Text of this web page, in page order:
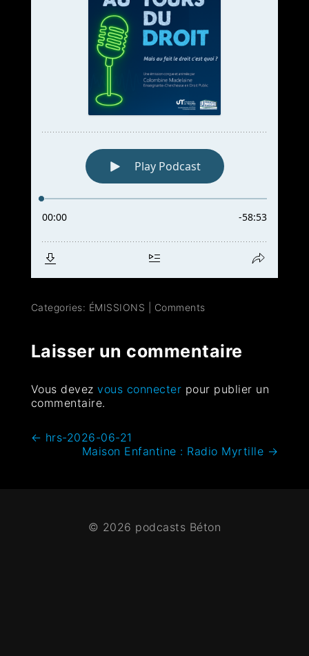
Categories: ÉMISSIONS Comments
Laisser un commentaire
Vous devezvous connecter pour publier un
commentaire.
← hrs-2026-06-21
Maison Enfantine : Radio Myrtille →
© 2026 podcasts Béton